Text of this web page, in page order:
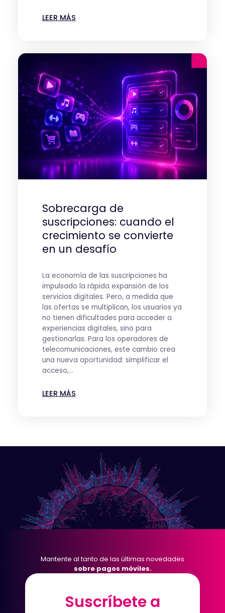
LEER MÁS
Sobrecarga de
suscripciones: cuando el
crecimiento se convierte
en un desafío
La economía de las suscripciones ha
impulsado la rápida expansión de los
servicios digitales. Pero, a medida que
las ofertas se multiplican, los usuarios ya
no tienen dificultades para acceder a
experiencias digitales, sino para
gestionarlas. Para los operadores de
telecomunicaciones, este cambio crea
una nueva oportunidad: simplificar el
acceso,...
LEER MÁS
Mantente al tanto de las últimas novedades
sobre pagos móviles.
Suscríbete a
Suscríbete a